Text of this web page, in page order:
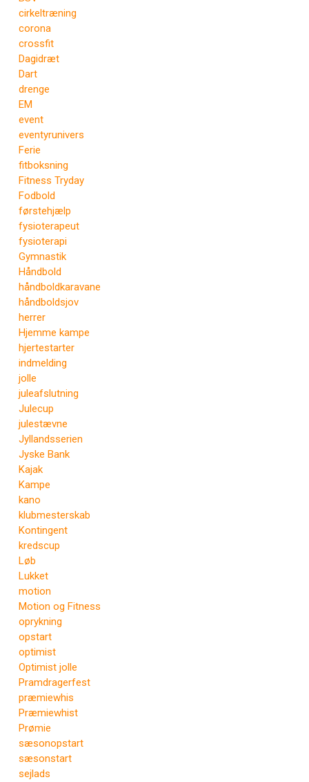
cirkeltræning
corona
crossfit
Dagidræt
Dart
drenge
EM
event
eventyrunivers
Ferie
fitboksning
Fitness Tryday
Fodbold
førstehjælp
fysioterapeut
fysioterapi
Gymnastik
Håndbold
håndboldkaravane
håndboldsjov
herrer
Hjemme kampe
hjertestarter
indmelding
jolle
juleafslutning
Julecup
julestævne
Jyllandsserien
Jyske Bank
Kajak
Kampe
kano
klubmesterskab
Kontingent
kredscup
Løb
Lukket
motion
Motion og Fitness
oprykning
opstart
optimist
Optimist jolle
Pramdragerfest
præmiewhis
Præmiewhist
Prømie
sæsonopstart
sæsonstart
sejlads